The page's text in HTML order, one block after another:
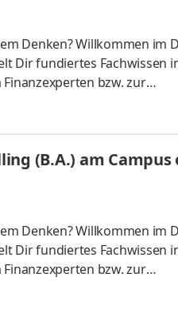
Denken? Willkommen im
Dir fundiertes Fachwissen
bzw. zur
Ort oder ganz flexibel
Du kannst Dein
Bachelorstudium
(B.A.) am
Denken? Willkommen im
Dir fundiertes Fachwissen
bzw. zur
Ort oder ganz flexibel
Du kannst Dein